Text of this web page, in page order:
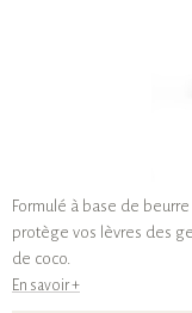
Formulé à base de
protège vos lèvres des
de coco.
En savoir +